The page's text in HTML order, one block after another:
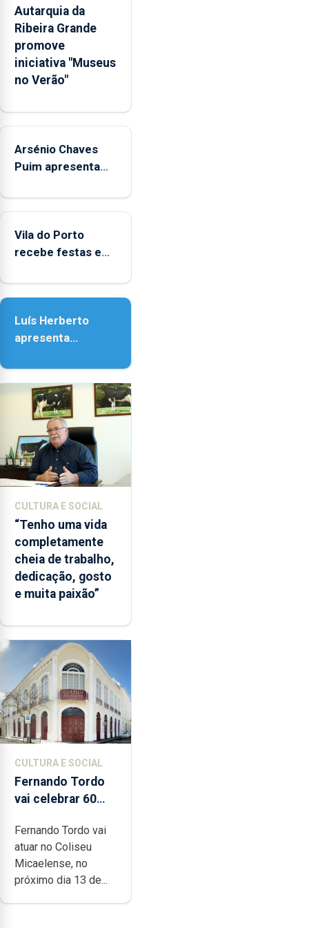
pessoais,
emocionais
e
sociais
junto
crianças
Autarquia da
Ribeira Grande
promove
iniciativa "Museus
no Verão"
Arsénio Chaves
Puim apresenta
Biblioteca de Vila
Vila do Porto
recebe festas em
Senhora da
Luís Herberto
apresenta
Paisagem’
CULTURA E SOCIAL
“Tenho uma vida
completamente
cheia de trabalho,
dedicação, gosto
e muita paixão”
CULTURA E SOCIAL
Fernando Tordo
vai celebrar 60
no Coliseu
Micaelense
Fernando Tordo vai
atuar no Coliseu
Micaelense, no
próximo dia 13 de...